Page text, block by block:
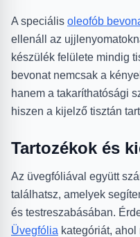
A speciális oleofób
ellenáll az
készülék felülete mindig
bevonat nemcsak a
hanem a takaríthatósági
hiszen a kijelző tisztán
Tartozékok és
Az üvegfóliával együtt
találhatsz, amelyek
és testreszabásában.
Üvegfólia kategóriát,